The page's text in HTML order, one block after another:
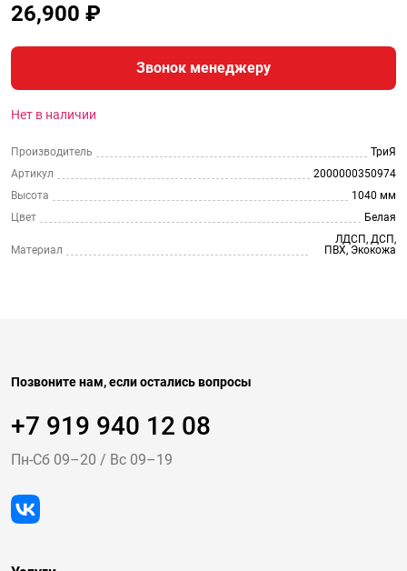
26,900 ₽
Звонок менеджеру
Нет в наличии
Производитель
ТриЯ
Артикул
2000000350974
Высота
1040 мм
Цвет
Белая
Материал
ЛДСП, ДСП,
ПВХ, Экокожа
Позвоните нам, если остались вопросы
+7 919 940 12 08
Пн-Cб 09–20 / Вс 09–19